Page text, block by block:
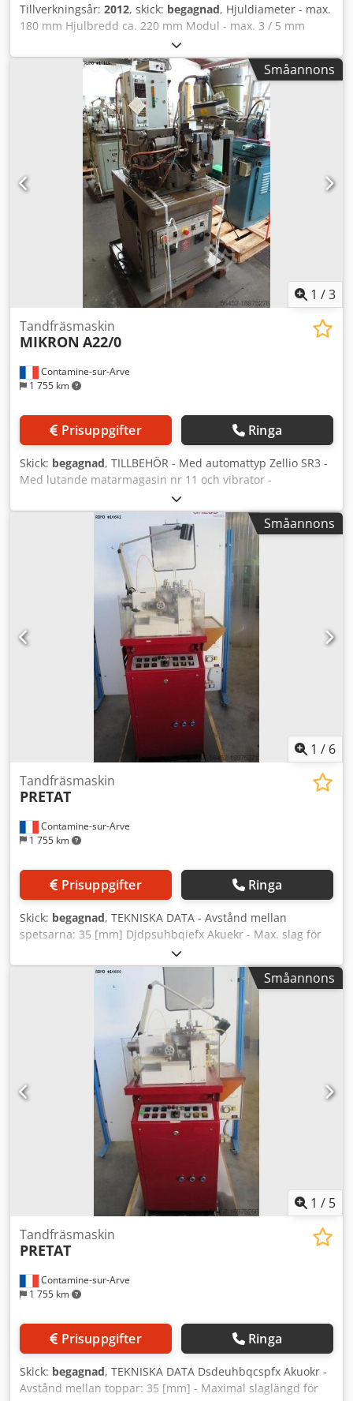
Tillverkningsår: 2012, skick: begagnad, Hjuldiameter - max.
180 mm Hjulbredd ca. 220 mm Modul - max. 3 / 5 mm
Siemens 840D sl styrsystem max. radiell hastighet 5000
mm/min Arbetsstyckets diameter - max. 180 mm Bordets
varvtal 800 varv/min Bordsdiameter 145 mm Axialrörelse
250 mm Axialrörelse 300 mm Djdpfx Akeymf Daouekr
Spännkraft max. 13 kN Svängområde +/- 45°
Drivenhetseffekt 23 kW Varvtal 6000 varv/min
Verktygsdiameter max. 90 mm Verktygsinspänningslängd
max. 211 mm Modul kuggfräsning max. 3 Modul
profilfräsning max. 5 Tangentiell hastighet max. 7500
mm/min Maskinvikt ca. 9,5 t Platsbehov ca. 4,5 x 3,5 x 2,7
m Utrustning / Tillbehör: - Maskinen är utrustad för
torrfräsning. - Arbetsstyckemagasin - Parallellgripare: -
Arbetsstyckets vikt vid formpassning max. 15 kg -
Arbetsstyckets längd max. 400 mm
Småannons
1 /3
Contamine-sur-Arve
1 755 km
Tandfräsmaskin
MIKRON A22/0
Prisuppgifter Ringa
Skick: begagnad, TILLBEHÖR - Med automattyp Zellio SR3 -
Med lutande matarmagasin nr 11 och vibrator -
Arbetsstyckediameter 2,50 till 12,5 [mm] Dkodpfx
Aeuhbqpekuer - Arbetsstyckets längd 0,30 till 30 [mm]
Småannons
1 / 6
Contamine-sur-Arve
1 755 km
Tandfräsmaskin
PRETAT
Prisuppgifter Ringa
Skick: begagnad, TEKNISKA DATA - Avstånd mellan
spetsarna: 35 [mm] Djdpsuhbqiefx Akuekr - Max. slag för
dubbdockans spindel: 10 [mm] - Max. dubbdockans
förflyttning: 10 [mm] - Max. slag för nedsänkning Y-axel: 5
Småannons
1 / 5
Contamine-sur-Arve
1 755 km
Tandfräsmaskin
PRETAT
Prisuppgifter Ringa
Skick: begagnad, TEKNISKA DATA Dsdeuhbqcspfx Akuokr -
Avstånd mellan toppar: 35 [mm] - Maximal slaglängd för